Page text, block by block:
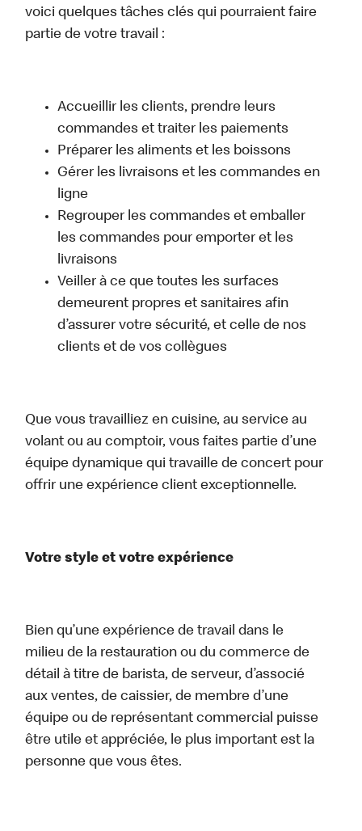
voici quelques tâches clés qui pourraient faire
partie de votre travail :
Accueillir les clients, prendre leurs
commandes et traiter les paiements
Préparer les aliments et les boissons
Gérer les livraisons et les commandes en
ligne
Regrouper les commandes et emballer
les commandes pour emporter et les
livraisons
Veiller à ce que toutes les surfaces
demeurent propres et sanitaires afin
d’assurer votre sécurité, et celle de nos
clients et de vos collègues
Que vous travailliez en cuisine, au service au
volant ou au comptoir, vous faites partie d’une
équipe dynamique qui travaille de concert pour
offrir une expérience client exceptionnelle.
Votre style et votre expérience
Bien qu’une expérience de travail dans le
milieu de la restauration ou du commerce de
détail à titre de barista, de serveur, d’associé
aux ventes, de caissier, de membre d’une
équipe ou de représentant commercial puisse
être utile et appréciée, le plus important est la
personne que vous êtes.